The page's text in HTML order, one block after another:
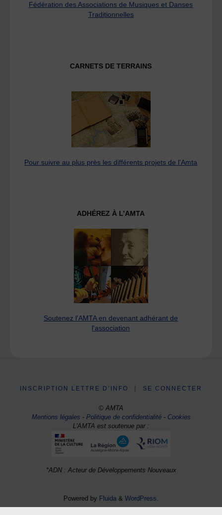
Fédération des Associations de Musiques et Danses
Traditionnelles
CARNETS DE TERRAINS
Pour suivre au plus près les différents projets de l’Amta
ADHÉREZ À L’AMTA
Soutenez l'AMTA en devenant adhérant de
l'association
INSCRIPTION LETTRE D’INFO SE CONNECTER
© AMTA
Mentions légales -Politique de confidentialité- Cookies
L'AMTA est soutenue par :
*ADN : Acteur de Développements Nouveaux
Powered by Fluida & WordPress.